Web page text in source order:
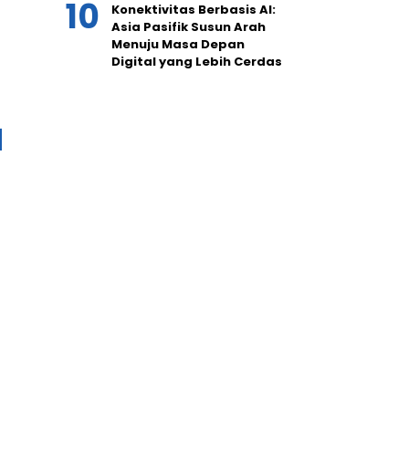
Konektivitas Berbasis AI:
Asia Pasifik Susun Arah
Menuju Masa Depan
Digital yang Lebih Cerdas